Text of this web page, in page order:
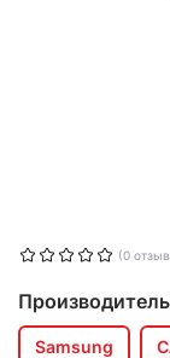
(0
Samsung